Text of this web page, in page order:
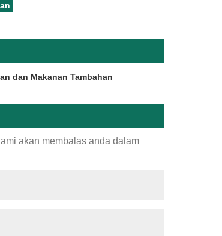
dan Makanan Tambahan
akan membalas anda dalam